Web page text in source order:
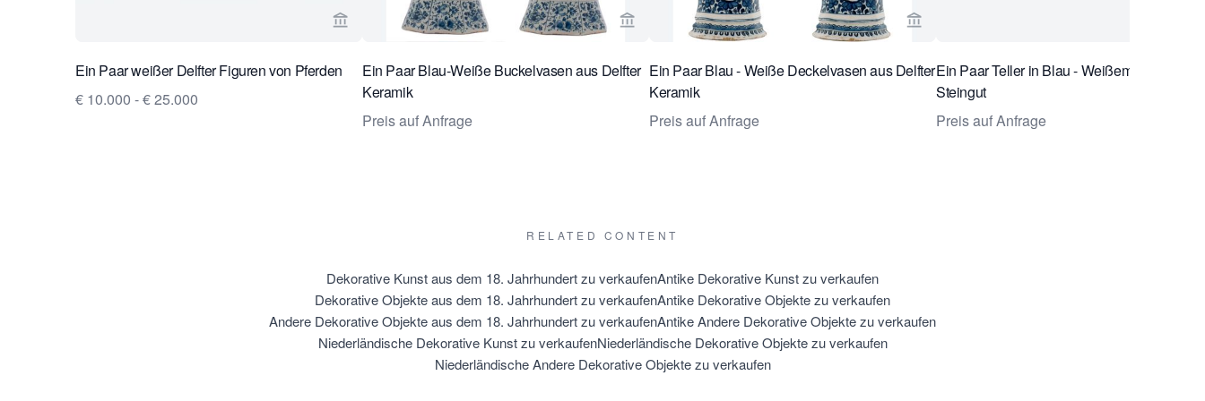
Verkaeuferseite von Van Nie Antiquairs ansehen
Ein Paar weißer Delfter Figuren von Pferden
€ 10.000 - € 25.000
Verkaeuferseite von Van Nie Antiquairs ansehen
Ein Paar Blau-Weiße Buckelvasen aus Delfter
Keramik
Preis auf Anfrage
Verkaeuferseite von Van Nie Antiquairs
Ein Paar Blau - Weiße Deckelvasen aus Delfter
Keramik
Preis auf Anfrage
Ein Paar Teller in Blau - Weißem Delfter
Steingut
Preis auf Anfrage
RELATED CONTENT
Dekorative Kunst aus dem 18. Jahrhundert zu verkaufenAntike Dekorative Kunst zu verkaufen
Dekorative Objekte aus dem 18. Jahrhundert zu verkaufenAntike Dekorative Objekte zu verkaufen
Andere Dekorative Objekte aus dem 18. Jahrhundert zu verkaufenAntike Andere Dekorative Objekte zu verkaufen
Niederländische Dekorative Kunst zu verkaufenNiederländische Dekorative Objekte zu verkaufen
Niederländische Andere Dekorative Objekte zu verkaufen